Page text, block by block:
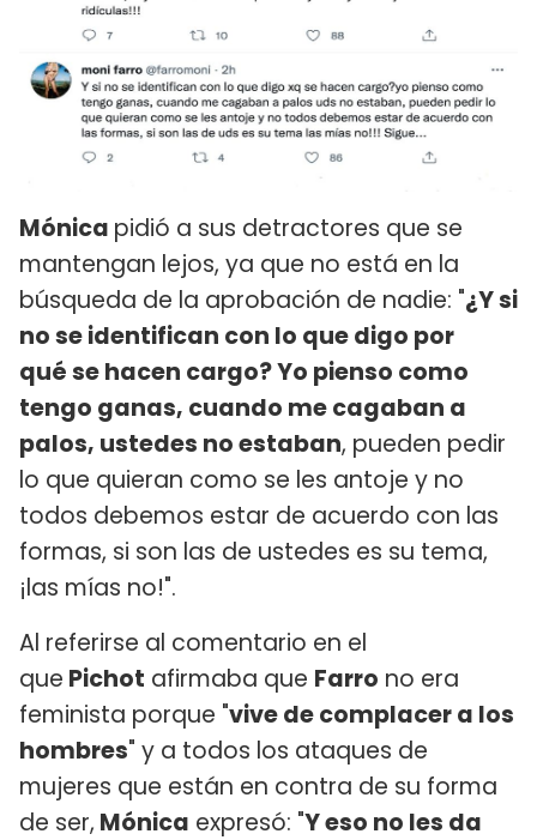
Mónica pidió a sus detractores que se
mantengan lejos, ya que no está en la
búsqueda de la aprobación de nadie: "¿Y si
no se identifican con lo que digo por
qué se hacen cargo? Yo pienso como
tengo ganas, cuando me cagaban a
palos, ustedes no estaban, pueden pedir
lo que quieran como se les antoje y no
todos debemos estar de acuerdo con las
formas, si son las de ustedes es su tema,
¡las mías no!".
Al referirse al comentario en el
que Pichot afirmaba que Farro no era
feminista porque "vive de complacer a los
hombres" y a todos los ataques de
mujeres que están en contra de su forma
de ser, Mónica expresó: "Y eso no les da